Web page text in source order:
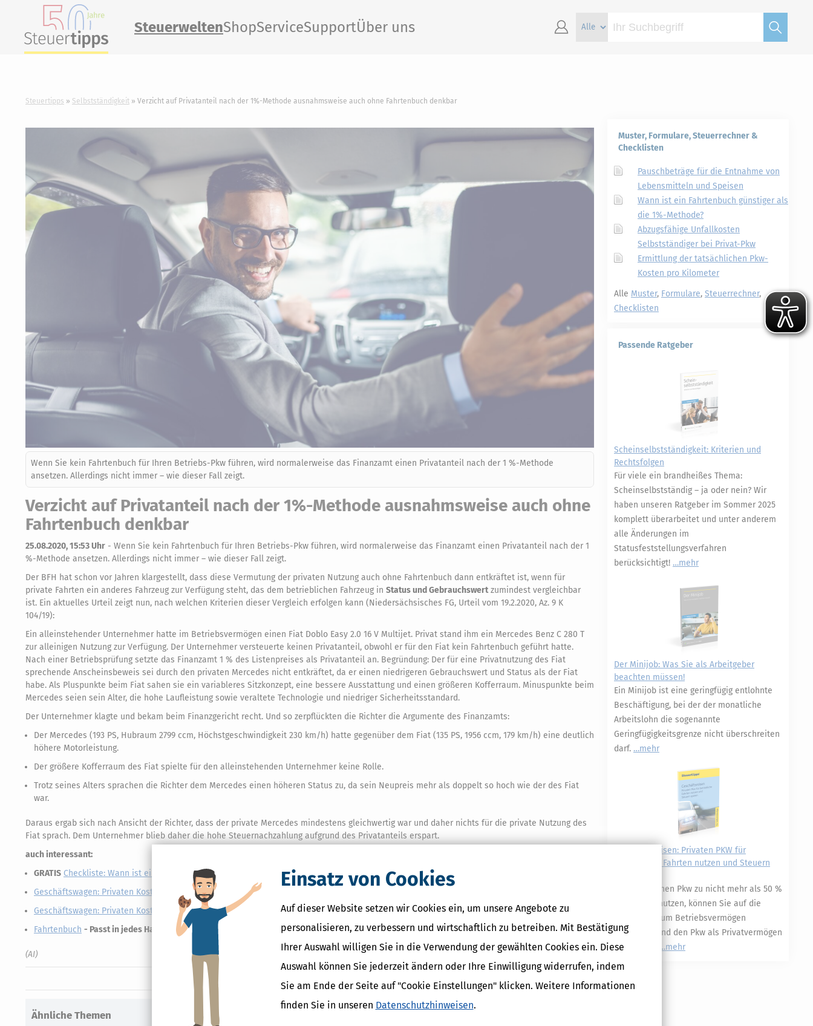
Einsatz von Cookies
Auf dieser Website setzen wir Cookies ein, um unsere Angebote zu
personalisieren, zu verbessern und wirtschaftlich zu betreiben. Mit Bestätigung
Ihrer Auswahl willigen Sie in die Verwendung der gewählten Cookies ein. Diese
Auswahl können Sie jederzeit ändern oder Ihre Einwilligung widerrufen, indem
Sie am Ende der Seite auf "Cookie Einstellungen" klicken. Weitere Informationen
finden Sie in unseren Datenschutzhinweisen.
SteuerweltenShopServiceSupportÜber uns
Steuertipps Selbstständigkeit Verzicht auf Privatanteil nach der 1%-Methode ausnahmsweise auch ohne Fahrtenbuch denkbar
Wenn Sie kein Fahrtenbuch für Ihren Betriebs-Pkw führen, wird normalerweise das Finanzamt einen Privatanteil nach der 1 %-Methode
ansetzen. Allerdings nicht immer – wie dieser Fall zeigt.
Verzicht auf Privatanteil nach der 1%-Methode ausnahmsweise auch ohne
Fahrtenbuch denkbar
25.08.2020, 15:53 Uhr - Wenn Sie kein Fahrtenbuch für Ihren Betriebs-Pkw führen, wird normalerweise das Finanzamt einen Privatanteil nach der 1
%-Methode ansetzen. Allerdings nicht immer – wie dieser Fall zeigt.
Der BFH hat schon vor Jahren klargestellt, dass diese Vermutung der privaten Nutzung auch ohne Fahrtenbuch dann entkräftet ist, wenn für
private Fahrten ein anderes Fahrzeug zur Verfügung steht, das dem betrieblichen Fahrzeug in Status und Gebrauchswertzumindest vergleichbar
ist. Ein aktuelles Urteil zeigt nun, nach welchen Kriterien dieser Vergleich erfolgen kann (Niedersächsisches FG, Urteil vom 19.2.2020, Az. 9 K
104/19):
Ein alleinstehender Unternehmer hatte im Betriebsvermögen einen Fiat Doblo Easy 2.0 16 V Multijet. Privat stand ihm ein Mercedes Benz C 280 T
zur alleinigen Nutzung zur Verfügung. Der Unternehmer versteuerte keinen Privatanteil, obwohl er für den Fiat kein Fahrtenbuch geführt hatte.
Nach einer Betriebsprüfung setzte das Finanzamt 1 % des Listenpreises als Privatanteil an. Begründung: Der für eine Privatnutzung des Fiat
sprechende Anscheinsbeweis sei durch den privaten Mercedes nicht entkräftet, da er einen niedrigeren Gebrauchswert und Status als der Fiat
habe. Als Pluspunkte beim Fiat sahen sie ein variableres Sitzkonzept, eine bessere Ausstattung und einen größeren Kofferraum. Minuspunkte beim
Mercedes seien sein Alter, die hohe Laufleistung sowie veraltete Technologie und niedriger Sicherheitsstandard.
Der Unternehmer klagte und bekam beim Finanzgericht recht. Und so zerpflückten die Richter die Argumente des Finanzamts:
Der Mercedes (193 PS, Hubraum 2799 ccm, Höchstgeschwindigkeit 230 km/h) hatte gegenüber dem Fiat (135 PS, 1956 ccm, 179 km/h) eine deutlich
höhere Motorleistung.
Der größere Kofferraum des Fiat spielte für den alleinstehenden Unternehmer keine Rolle.
Trotz seines Alters sprachen die Richter dem Mercedes einen höheren Status zu, da sein Neupreis mehr als doppelt so hoch wie der des Fiat
war.
Daraus ergab sich nach Ansicht der Richter, dass der private Mercedes mindestens gleichwertig war und daher nichts für die private Nutzung des
Fiat sprach. Dem Unternehmer blieb daher die hohe Steuernachzahlung aufgrund des Privatanteils erspart.
auch interessant:
GRATIS Checkliste: Wann ist ein Fahrtenbuch günstiger als die 1%-Methode?
Geschäftswagen: Privaten Kostenanteil über das Fahrtenbuch ermitteln
Geschäftswagen: Privaten Kostenanteil über die 1 %-Methode ermitteln
Fahrtenbuch - Passt in jedes Handschuhfach!
(AI)
Druckversion
Ähnliche Themen
Muster, Formulare, Steuerrechner &
Checklisten
Pauschbeträge für die Entnahme von
Lebensmitteln und Speisen
Wann ist ein Fahrtenbuch günstiger als
die 1%-Methode?
Abzugsfähige Unfallkosten
Selbstständiger bei Privat-Pkw
Ermittlung der tatsächlichen Pkw-
Kosten pro Kilometer
Alle Muster, Formulare, Steuerrechner,
Checklisten
Passende Ratgeber
Scheinselbstständigkeit: Kriterien und
Rechtsfolgen
Für viele ein brandheißes Thema:
Scheinselbstständig – ja oder nein? Wir
haben unseren Ratgeber im Sommer 2025
komplett überarbeitet und unter anderem
alle Änderungen im
Statusfeststellungsverfahren
berücksichtigt!
mehr
Der Minijob: Was Sie als Arbeitgeber
beachten müssen!
Ein Minijob ist eine geringfügig entlohnte
Beschäftigung, bei der der monatliche
Arbeitslohn die sogenannte
Geringfügigkeitsgrenze nicht überschreiten
darf.
mehr
Geschäftsreisen: Privaten PKW für
betriebliche Fahrten nutzen und Steuern
Wenn Sie einen Pkw zu nicht mehr als 50 %
betrieblich nutzen, können Sie auf die
Zuordnung zum Betriebsvermögen
verzichten und den Pkw als Privatvermögen
behandeln.
mehr